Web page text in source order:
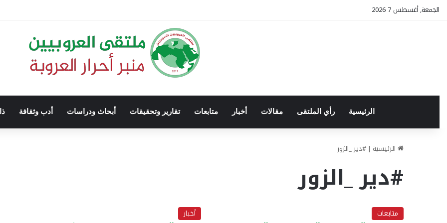
الجمعة, أغسطس 7 2026
الرئيسية رأي الملتقى مقالات أخبار متابعات تقارير وتحقيقات أبحاث ودراسات أدب وثقافة
الرئيسية | #دير _الزور
#دير _الزور
متابعات أخبار